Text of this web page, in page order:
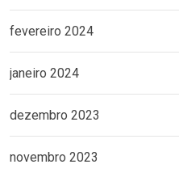
fevereiro 2024
janeiro 2024
dezembro 2023
novembro 2023